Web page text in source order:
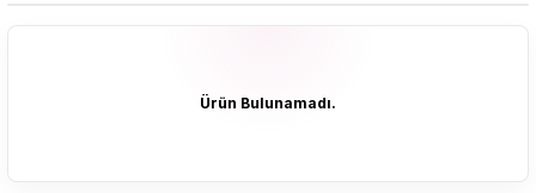
Ürün Bulunamadı.